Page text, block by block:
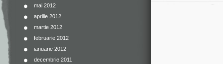
mai 2012
aprilie 2012
martie 2012
februarie 2012
ianuarie 2012
decembrie 2011